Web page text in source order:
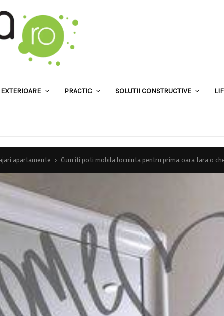
PRACTIC SOLUTII CONSTRUCTIVE
apartamente Cum iti poti mobila locuinta pentru prima oara fara o